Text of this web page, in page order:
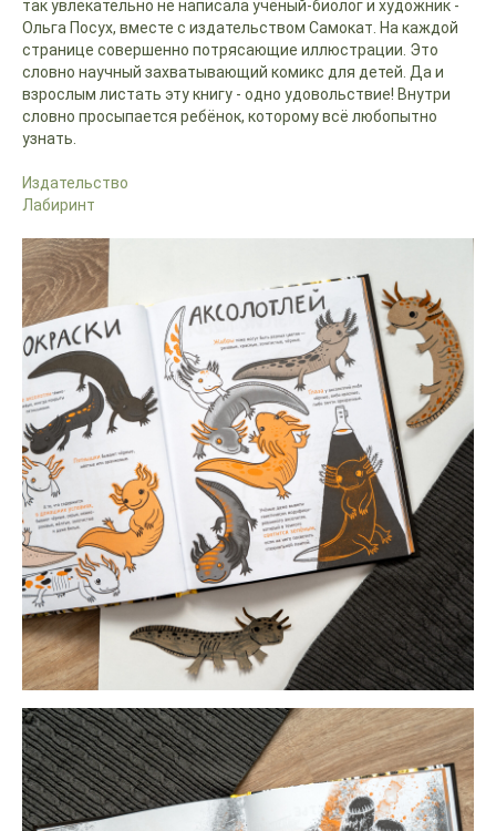
так увлекательно не написала учёный-биолог и художник -
Ольга Посух, вместе с издательством Самокат. На каждой
странице совершенно потрясающие иллюстрации. Это
словно научный захватывающий комикс для детей. Да и
взрослым листать эту книгу - одно удовольствие! Внутри
словно просыпается ребёнок, которому всё любопытно
узнать.
Издательство
Лабиринт